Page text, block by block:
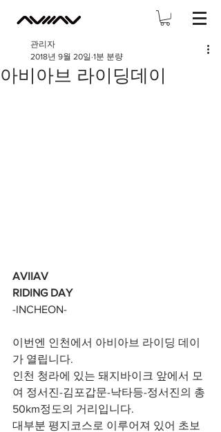
아비아브 라이딩데이
관리자
2018년 9월 20일 1분 분량
AVIIAV
RIDING DAY
-INCHEON-
이번엔 인천에서 아비아브 라이딩 데이
가 열립니다.
인천 청라에 있는 돼지바이크 앞에서 모
여 정서진-김포갑문-낙타등-정서진의 총
50km정도의 거리입니다.
대부분 평지코스로 이루어져 있어 초보